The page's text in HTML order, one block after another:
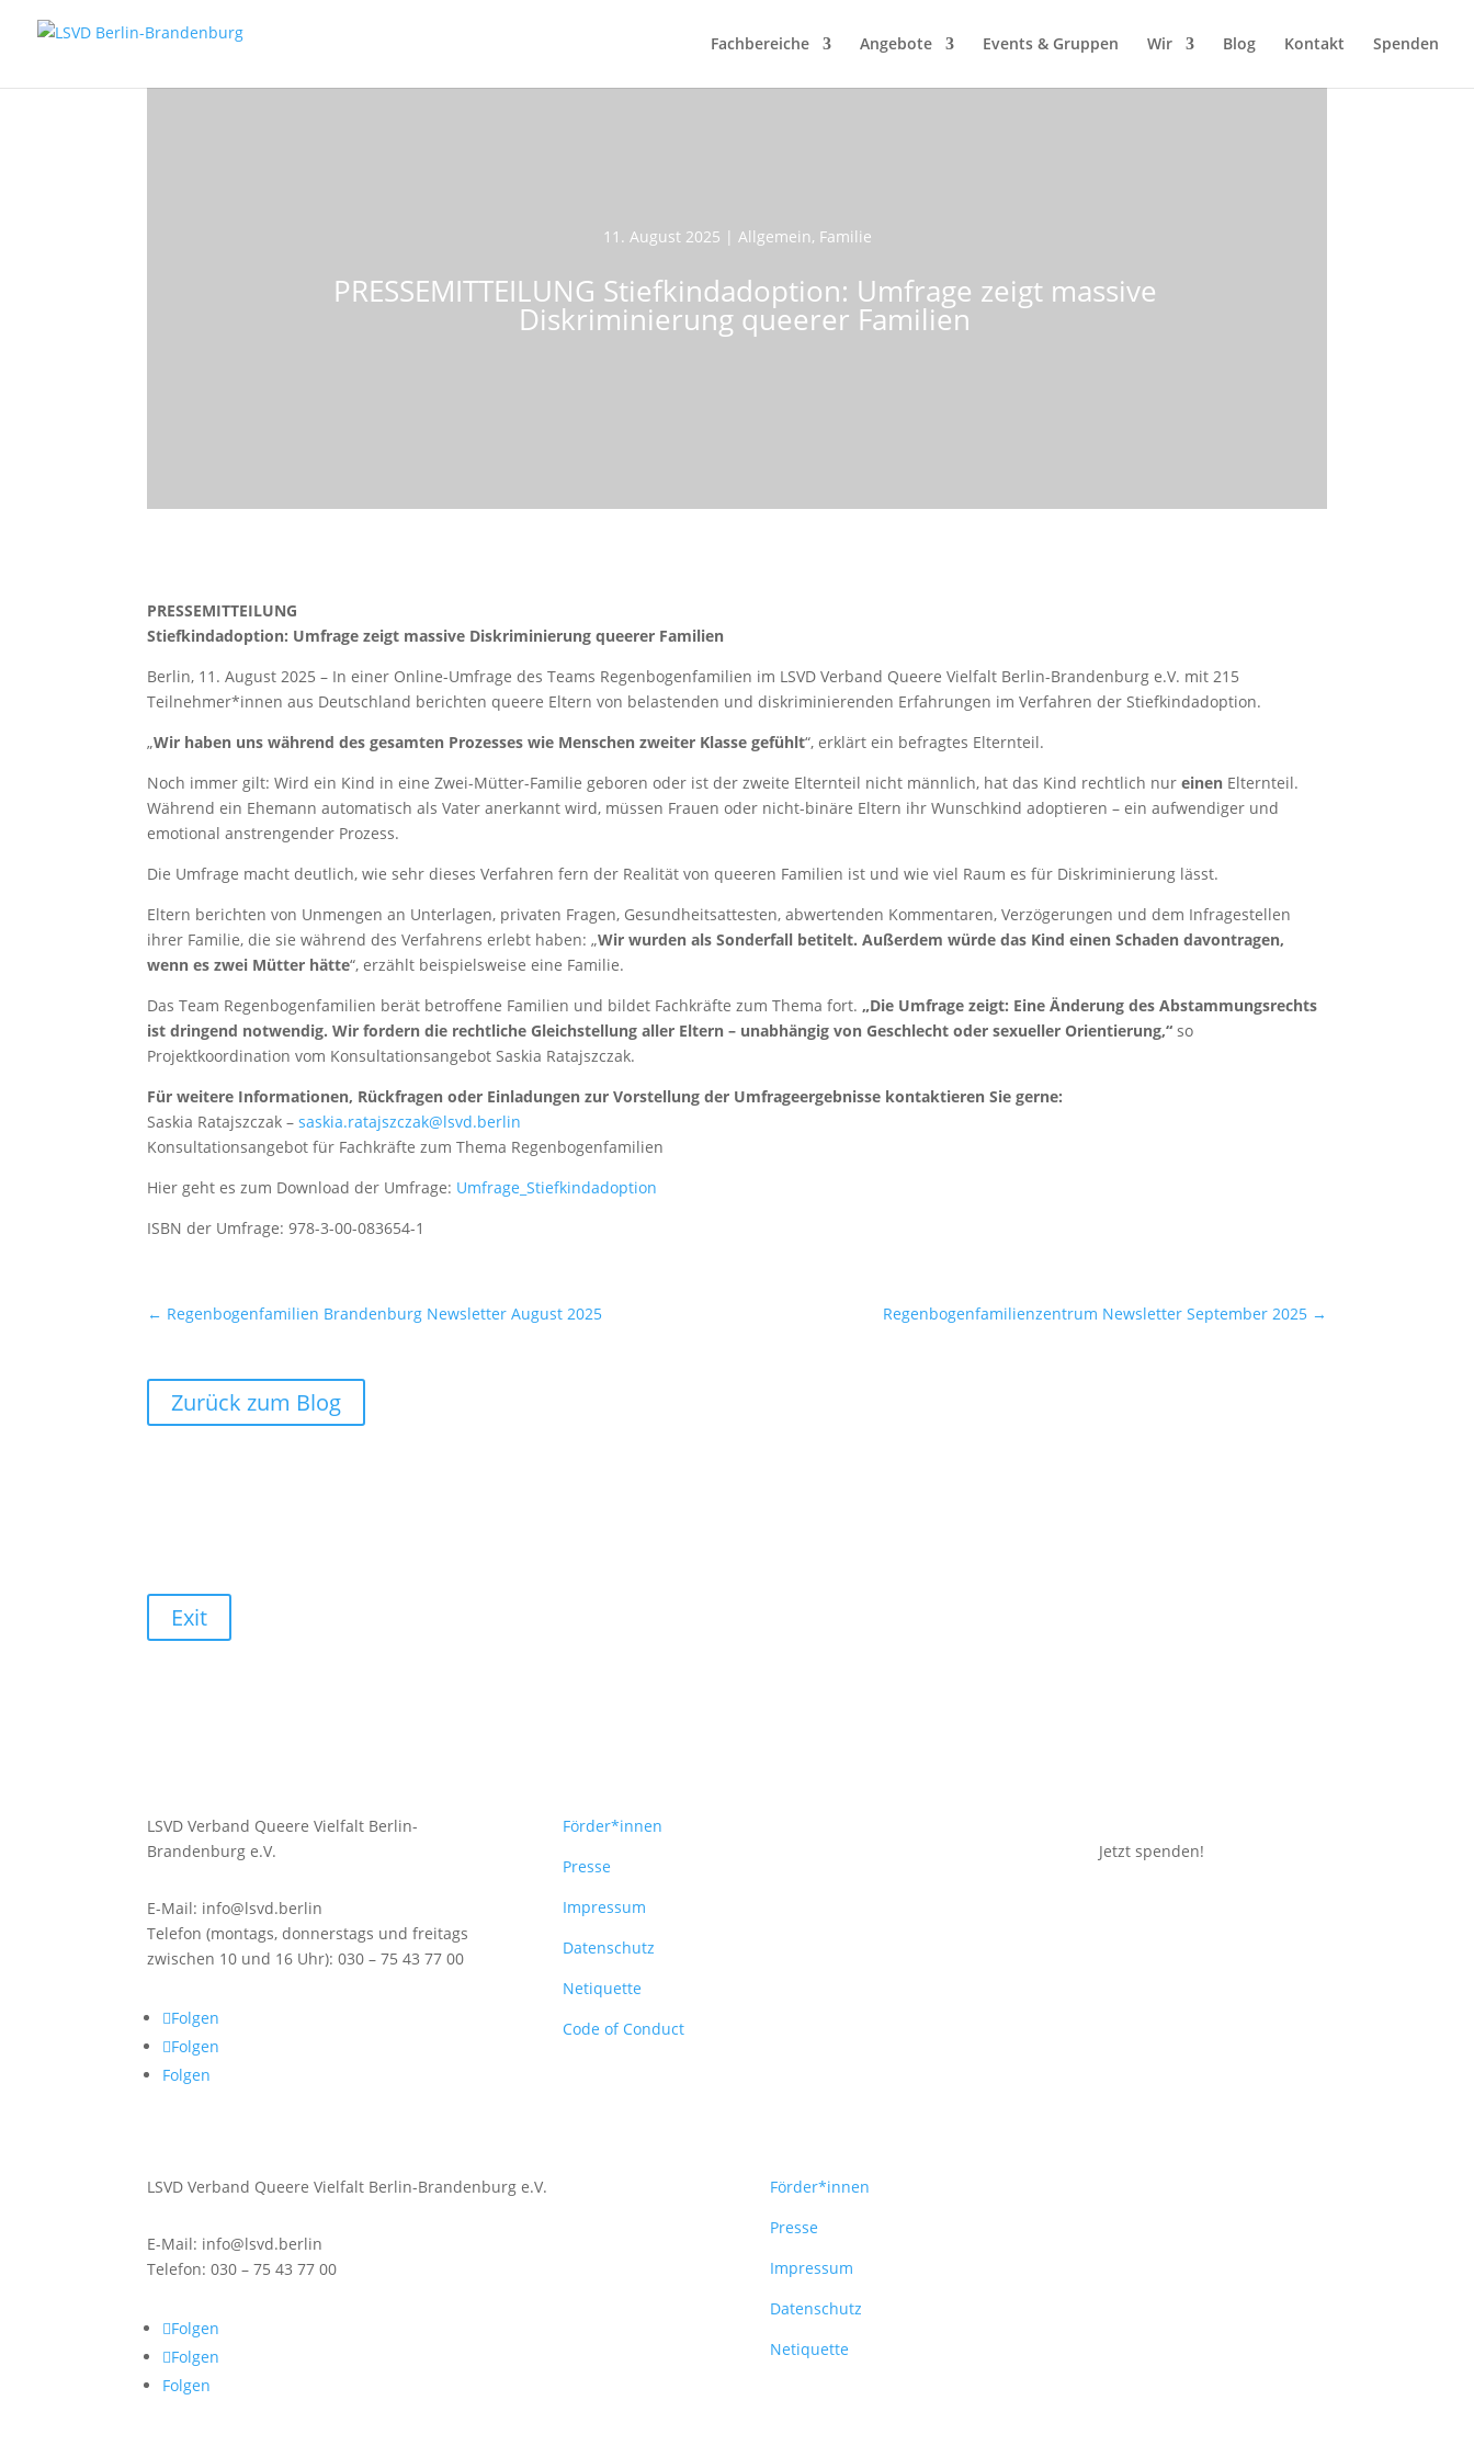
Fachbereiche Angebote Events & Gruppen Wir Blog Kontakt Spenden
11. August 2025 | Allgemein, Familie
PRESSEMITTEILUNG Stiefkindadoption: Umfrage zeigt massive
Diskriminierung queerer Familien
PRESSEMITTEILUNG
Stiefkindadoption: Umfrage zeigt massive Diskriminierung queerer Familien
Berlin, 11. August 2025 – In einer Online-Umfrage des Teams Regenbogenfamilien im LSVD Verband Queere Vielfalt Berlin-Brandenburg e.V. mit 215
Teilnehmer*innen aus Deutschland berichten queere Eltern von belastenden und diskriminierenden Erfahrungen im Verfahren der Stiefkindadoption.
„Wir haben uns während des gesamten Prozesses wie Menschen zweiter Klasse gefühlt“, erklärt ein befragtes Elternteil.
Noch immer gilt: Wird ein Kind in eine Zwei-Mütter-Familie geboren oder ist der zweite Elternteil nicht männlich, hat das Kind rechtlich nureinen Elternteil.
Während ein Ehemann automatisch als Vater anerkannt wird, müssen Frauen oder nicht-binäre Eltern ihr Wunschkind adoptieren – ein aufwendiger und
emotional anstrengender Prozess.
Die Umfrage macht deutlich, wie sehr dieses Verfahren fern der Realität von queeren Familien ist und wie viel Raum es für Diskriminierung lässt.
Eltern berichten von Unmengen an Unterlagen, privaten Fragen, Gesundheitsattesten, abwertenden Kommentaren, Verzögerungen und dem Infragestellen
ihrer Familie, die sie während des Verfahrens erlebt haben: „Wir wurden als Sonderfall betitelt. Außerdem würde das Kind einen Schaden davontragen,
wenn es zwei Mütter hätte“, erzählt beispielsweise eine Familie.
Das Team Regenbogenfamilien berät betroffene Familien und bildet Fachkräfte zum Thema fort.„Die Umfrage zeigt: Eine Änderung des Abstammungsrechts
ist dringend notwendig. Wir fordern die rechtliche Gleichstellung aller Eltern – unabhängig von Geschlecht oder sexueller Orientierung,“ so
Projektkoordination vom Konsultationsangebot Saskia Ratajszczak.
Für weitere Informationen, Rückfragen oder Einladungen zur Vorstellung der Umfrageergebnisse kontaktieren Sie gerne:
Saskia Ratajszczak –saskia.ratajszczak@lsvd.berlin
Konsultationsangebot für Fachkräfte zum Thema Regenbogenfamilien
Hier geht es zum Download der Umfrage: Umfrage_Stiefkindadoption
ISBN der Umfrage: 978-3-00-083654-1
← Regenbogenfamilien Brandenburg Newsletter August 2025 Regenbogenfamilienzentrum Newsletter September 2025→
Zurück zum Blog
Exit
LSVD Verband Queere Vielfalt Berlin-
Brandenburg e.V.
E-Mail: info@lsvd.berlin
Telefon (montags, donnerstags und freitags
zwischen 10 und 16 Uhr): 030 – 75 43 77 00
Folgen
Folgen
Folgen
Förder*innen
Presse
Impressum
Datenschutz
Netiquette
Code of Conduct
Jetzt spenden!
LSVD Verband Queere Vielfalt Berlin-Brandenburg e.V.
E-Mail: info@lsvd.berlin
Telefon: 030 – 75 43 77 00
Folgen
Folgen
Folgen
Förder*innen
Presse
Impressum
Datenschutz
Netiquette